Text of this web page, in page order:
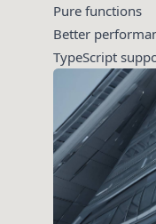
Pure functions
Better
TypeScript